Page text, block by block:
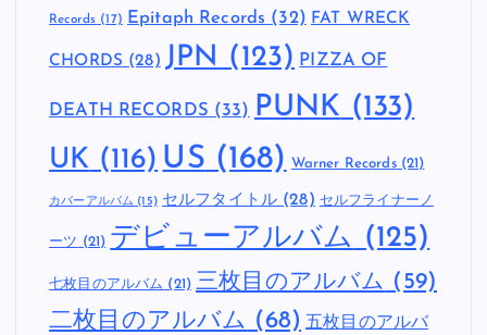
Records (17) Epitaph Records (32) FAT WRECK
CHORDS (28) JPN (123) PIZZA OF
DEATH RECORDS (33) PUNK (133)
UK (116) US (168) Warner Records(21)
カバーアルバム (15) セルフタイトル(28) セルフライナーノ
ーツ (21) デビューアルバム (125)
七枚目のアルバム (21) 三枚目のアルバム (59)
二枚目のアルバム (68) 五枚目のアルバ